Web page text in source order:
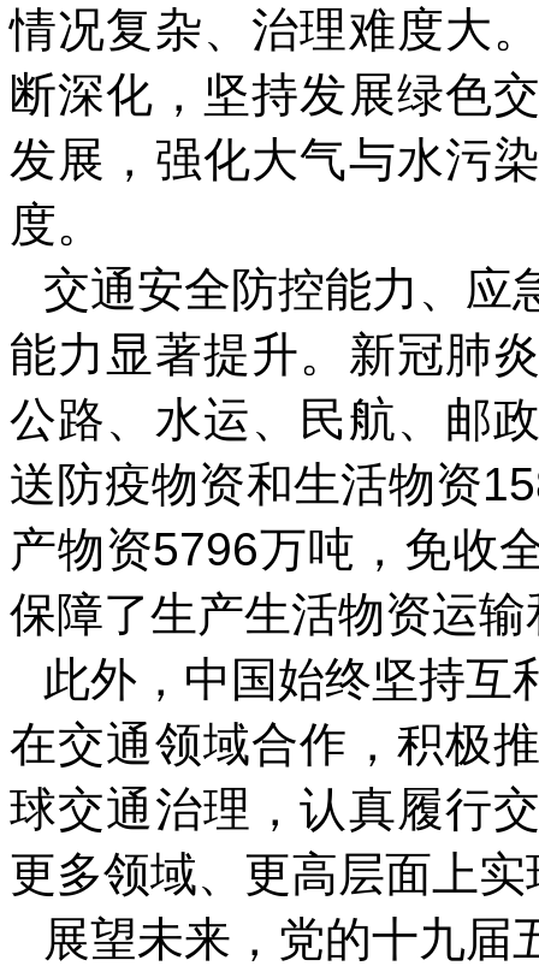
情况复杂、治理难度大
断深化，坚持发展绿色
发展，强化大气与水污
度。
交通安全防控能力、应
能力显著提升。新冠肺
公路、水运、民航、邮
送防疫物资和生活物资
产物资5796万吨，免收
保障了生产生活物资运
此外，中国始终坚持互
在交通领域合作，积极
球交通治理，认真履行
更多领域、更高层面上
展望未来，党的十九届